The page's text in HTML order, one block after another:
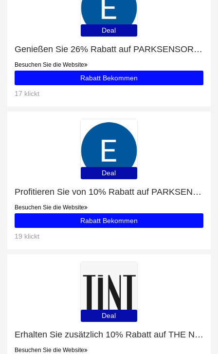
Deal
Genießen Sie 26% Rabatt auf PARKSENSOR OPEL
Besuchen Sie die Website
Rabatt Bekommen
17 klickt
Deal
Profitieren Sie von 10% Rabatt auf PARKSENSOR JAGUAR und andere 64-Angebote
Besuchen Sie die Website
Rabatt Bekommen
19 klickt
Deal
Erhalten Sie zusätzlich 10% Rabatt auf THE NORTH FACE EXTREME PILE JACKE BLAU
Besuchen Sie die Website